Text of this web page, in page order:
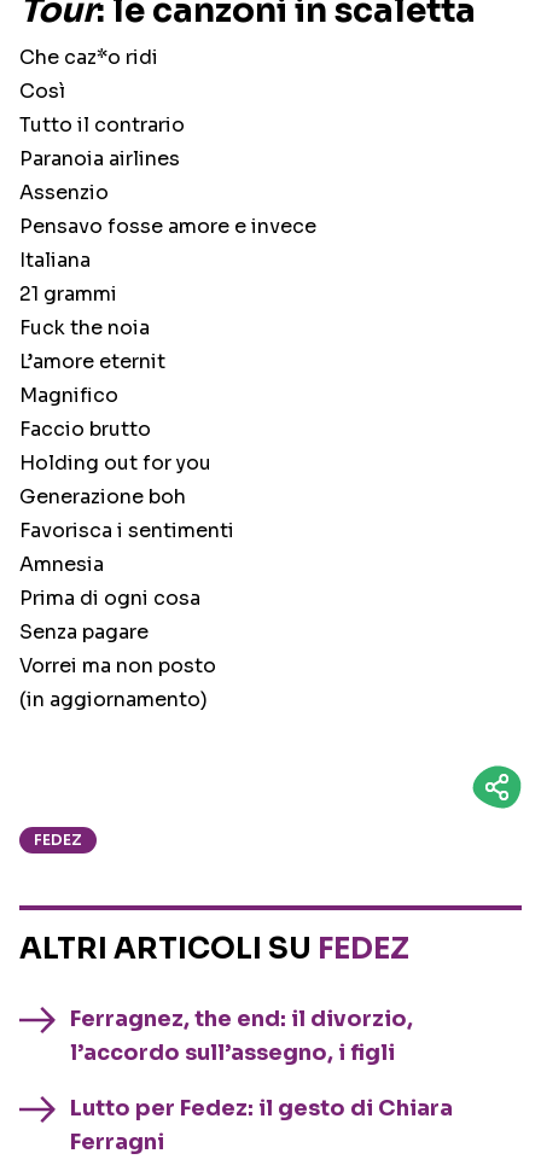
Tour: le canzoni in scaletta
Che caz*o ridi
Così
Tutto il contrario
Paranoia airlines
Assenzio
Pensavo fosse amore e invece
Italiana
21 grammi
Fuck the noia
L’amore eternit
Magnifico
Faccio brutto
Holding out for you
Generazione boh
Favorisca i sentimenti
Amnesia
Prima di ogni cosa
Senza pagare
Vorrei ma non posto
(in aggiornamento)
FEDEZ
ALTRI ARTICOLI SU FEDEZ
Ferragnez, the end: il divorzio,
l’accordo sull’assegno, i figli
Lutto per Fedez: il gesto di Chiara
Ferragni